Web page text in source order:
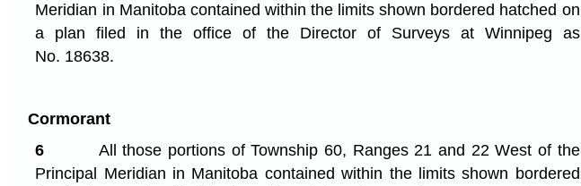
Meridian in Manitoba contained within the limits shown bordered hatched on
a plan filed in the office of the Director of Surveys at Winnipeg as
No. 18638.
Cormorant
6
All those portions of Township 60, Ranges 21 and 22 West of the
Principal Meridian in Manitoba contained within the limits shown bordered